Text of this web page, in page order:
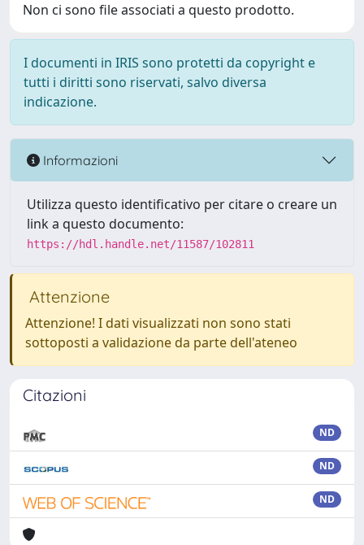
Non ci sono file associati a questo prodotto.
I documenti in IRIS sono protetti da copyright e
tutti i diritti sono riservati, salvo diversa
indicazione.
Informazioni
Utilizza questo identificativo per citare o creare un
link a questo documento:
https://hdl.handle.net/11587/102811
Attenzione
Attenzione! I dati visualizzati non sono stati
sottoposti a validazione da parte dell'ateneo
Citazioni
ND
ND
ND